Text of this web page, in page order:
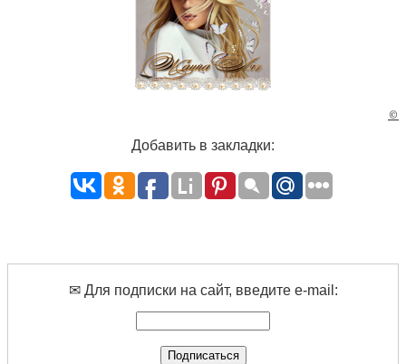
©
Добавить в закладки:
✉ Для подписки на сайт, введите e-mail: